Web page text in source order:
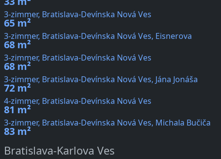
3-zimmer, Bratislava-Devínska Nová Ves
65 m²
3-zimmer, Bratislava-Devínska Nová Ves, Eisnerova
68 m²
3-zimmer, Bratislava-Devínska Nová Ves
68 m²
3-zimmer, Bratislava-Devínska Nová Ves, Jána Jonáša
72 m²
4-zimmer, Bratislava-Devínska Nová Ves
81 m²
3-zimmer, Bratislava-Devínska Nová Ves, Michala Bučiča
83 m²
Bratislava-Karlova Ves